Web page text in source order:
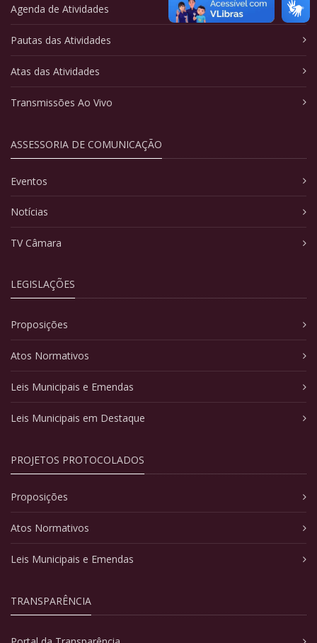
Agenda de Atividades
Pautas das Atividades
Atas das Atividades
Transmissões Ao Vivo
ASSESSORIA DE COMUNICAÇÃO
Eventos
Notícias
TV Câmara
LEGISLAÇÕES
Proposições
Atos Normativos
Leis Municipais e Emendas
Leis Municipais em Destaque
PROJETOS PROTOCOLADOS
Proposições
Atos Normativos
Leis Municipais e Emendas
TRANSPARÊNCIA